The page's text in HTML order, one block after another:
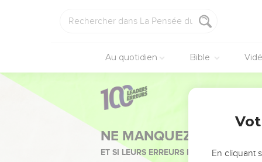
Au quotidien Bible
NE MANQUEZ PAS
ET SI LEURS ERREURS POUVAIENT VOUS
En cliquant